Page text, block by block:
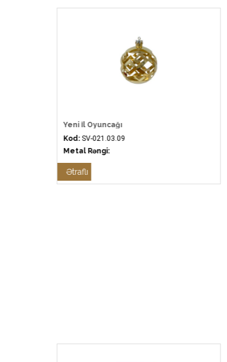
Yeni İl Oyuncağı
Kod: SV-021.03.09
Metal Rəngi:
Ətraflı